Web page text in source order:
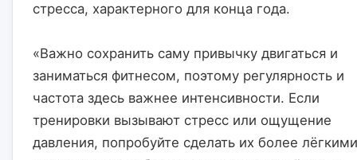
стресса, характерного для конца года.
«Важно сохранить саму привычку двигаться и
заниматься фитнесом, поэтому регулярность и
частота здесь важнее интенсивности. Если
тренировки вызывают стресс или ощущение
давления, попробуйте сделать их более лёгкими